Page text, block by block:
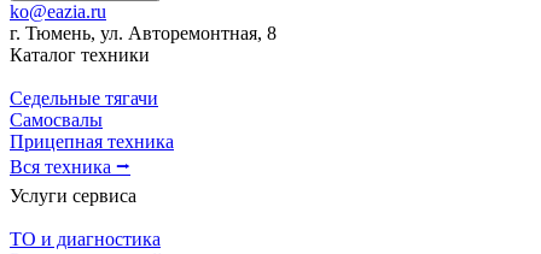
ko@eazia.ru
г. Тюмень, ул. Авторемонтная, 8
Каталог техники
Седельные тягачи
Самосвалы
Прицепная техника
Вся техника ⭢
Услуги сервиса
ТО и диагностика